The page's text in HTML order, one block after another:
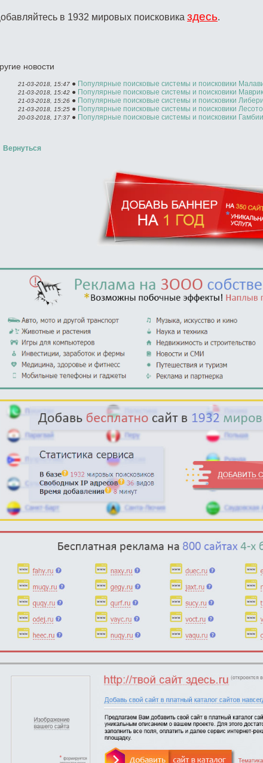
в 1932 мировых поисковика здесь.
новости
21-03-2018, 15:47 ● Популярные поисковые системы и поисковики
21-03-2018, 15:42 ● Популярные поисковые системы и поисковики
21-03-2018, 15:26 ● Популярные поисковые системы и поисковики
21-03-2018, 15:25 ● Популярные поисковые системы и поисковики Лесото
20-03-2018, 17:37 ● Популярные поисковые системы и поисковики Гамбии
Вернуться